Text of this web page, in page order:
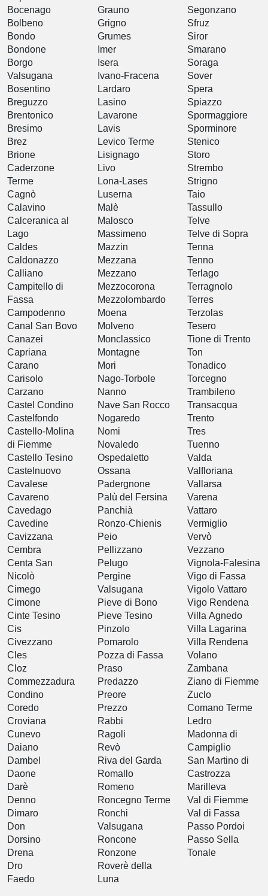
Bocenago
Bolbeno
Bondo
Bondone
Borgo
Valsugana
Bosentino
Breguzzo
Brentonico
Bresimo
Brez
Brione
Caderzone
Terme
Cagnò
Calavino
Calceranica al
Lago
Caldes
Caldonazzo
Calliano
Campitello di
Fassa
Campodenno
Canal San Bovo
Canazei
Capriana
Carano
Carisolo
Carzano
Castel Condino
Castelfondo
Castello-Molina
di Fiemme
Castello Tesino
Castelnuovo
Cavalese
Cavareno
Cavedago
Cavedine
Cavizzana
Cembra
Centa San
Nicolò
Cimego
Cimone
Cinte Tesino
Cis
Civezzano
Cles
Cloz
Commezzadura
Condino
Coredo
Croviana
Cunevo
Daiano
Dambel
Daone
Darè
Denno
Dimaro
Don
Dorsino
Drena
Dro
Faedo
Grauno
Grigno
Grumes
Imer
Isera
Ivano-Fracena
Lardaro
Lasino
Lavarone
Lavis
Levico Terme
Lisignago
Livo
Lona-Lases
Luserna
Malè
Malosco
Massimeno
Mazzin
Mezzana
Mezzano
Mezzocorona
Mezzolombardo
Moena
Molveno
Monclassico
Montagne
Mori
Nago-Torbole
Nanno
Nave San Rocco
Nogaredo
Nomi
Novaledo
Ospedaletto
Ossana
Padergnone
Palù del Fersina
Panchià
Ronzo-Chienis
Peio
Pellizzano
Pelugo
Pergine
Valsugana
Pieve di Bono
Pieve Tesino
Pinzolo
Pomarolo
Pozza di Fassa
Praso
Predazzo
Preore
Prezzo
Rabbi
Ragoli
Revò
Riva del Garda
Romallo
Romeno
Roncegno Terme
Ronchi
Valsugana
Roncone
Ronzone
Roverè della
Luna
Segonzano
Sfruz
Siror
Smarano
Soraga
Sover
Spera
Spiazzo
Spormaggiore
Sporminore
Stenico
Storo
Strembo
Strigno
Taio
Tassullo
Telve
Telve di Sopra
Tenna
Tenno
Terlago
Terragnolo
Terres
Terzolas
Tesero
Tione di Trento
Ton
Tonadico
Torcegno
Trambileno
Transacqua
Trento
Tres
Tuenno
Valda
Valfloriana
Vallarsa
Varena
Vattaro
Vermiglio
Vervò
Vezzano
Vignola-Falesina
Vigo di Fassa
Vigolo Vattaro
Vigo Rendena
Villa Agnedo
Villa Lagarina
Villa Rendena
Volano
Zambana
Ziano di Fiemme
Zuclo
Comano Terme
Ledro
Madonna di
Campiglio
San Martino di
Castrozza
Marilleva
Val di Fiemme
Val di Fassa
Passo Pordoi
Passo Sella
Tonale